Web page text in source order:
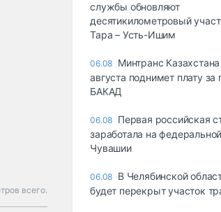
всего.
службы обновляют
десятикилометровый
Тара – Усть-Ишим
06.08 Минтранс
августа поднимет плату за
БАКАД
06.08 Первая российская
заработала на
Чувашии
06.08 В Челябинской
будет перекрыт участок